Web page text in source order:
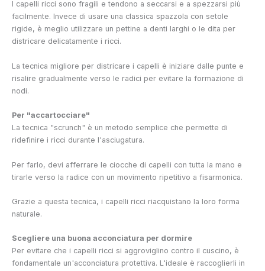
I capelli ricci sono fragili e tendono a seccarsi e a spezzarsi più
facilmente. Invece di usare una classica spazzola con setole
rigide, è meglio utilizzare un pettine a denti larghi o le dita per
districare delicatamente i ricci.
La tecnica migliore per districare i capelli è iniziare dalle punte e
risalire gradualmente verso le radici per evitare la formazione di
nodi.
Per "accartocciare"
La tecnica "scrunch" è un metodo semplice che permette di
ridefinire i ricci durante l'asciugatura.
Per farlo, devi afferrare le ciocche di capelli con tutta la mano e
tirarle verso la radice con un movimento ripetitivo a fisarmonica.
Grazie a questa tecnica, i capelli ricci riacquistano la loro forma
naturale.
Scegliere una buona acconciatura per dormire
Per evitare che i capelli ricci si aggroviglino contro il cuscino, è
fondamentale un'acconciatura protettiva. L'ideale è raccoglierli in